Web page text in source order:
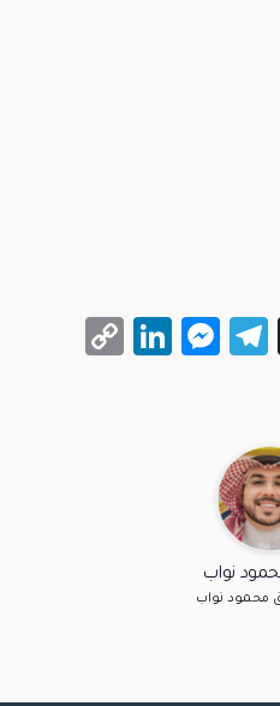
Snapchat
Telegram
Messenger
نواب
محمود نواب